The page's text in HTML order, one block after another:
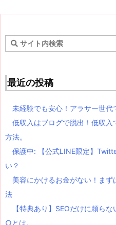
最近の投稿
未経験でも安心！アラサー世代
低収入はブログで脱出！低収
方法。
保護中: 【公式LINE限定】
い？
美容にかけるお金がない！ま
法
【特典あり】SEOだけに頼ら
○とは。